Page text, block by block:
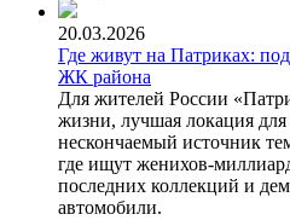
20.03.2026
Где живут на Патриках:
ЖК района
Для жителей России
жизни, лучшая локация
нескончаемый источник
где ищут женихов-
последних коллекций и
автомобили.